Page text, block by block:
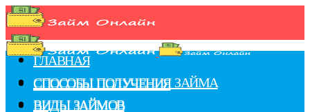
СПОСОБЫ ПОЛУЧЕНИЯ
ВИДЫ ЗАЙМОВ
ГЛАВНАЯ
СПОСОБЫ ПОЛУЧЕНИЯ ЗАЙМА
ВИДЫ ЗАЙМОВ